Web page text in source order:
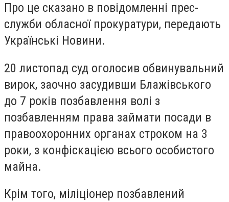
Про це сказано в повідомленні прес-
служби обласної прокуратури, передають
Українські Новини.
20 листопад суд оголосив обвинувальний
вирок, заочно засудивши Блажівського
до 7 років позбавлення волі з
позбавленням права займати посади в
правоохоронних органах строком на 3
роки, з конфіскацією всього особистого
майна.
Крім того, міліціонер позбавлений